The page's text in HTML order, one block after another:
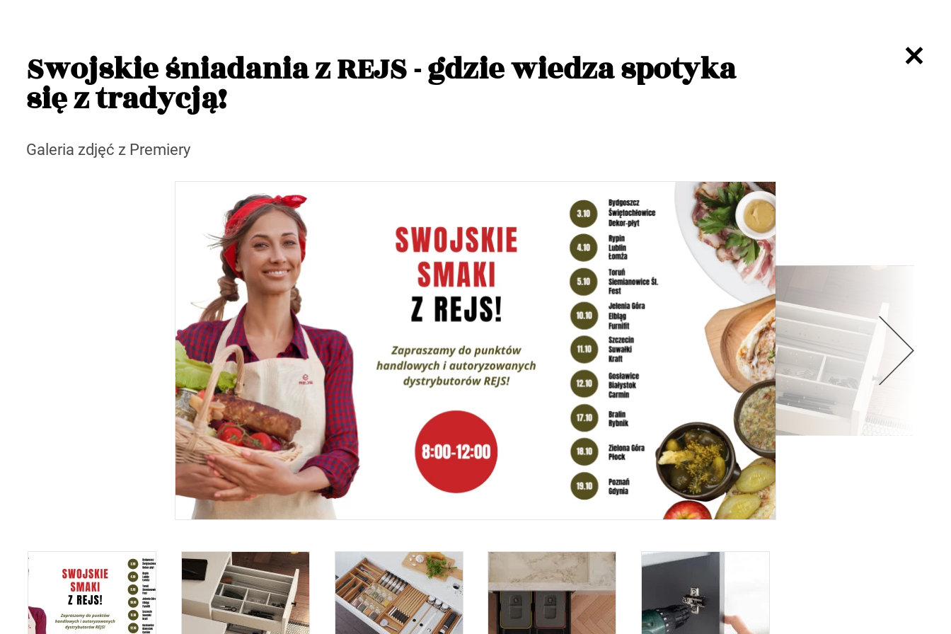
Swojskie śniadania z REJS - gdzie wiedza spotyka
się z tradycją!
Galeria zdjęć z Premiery